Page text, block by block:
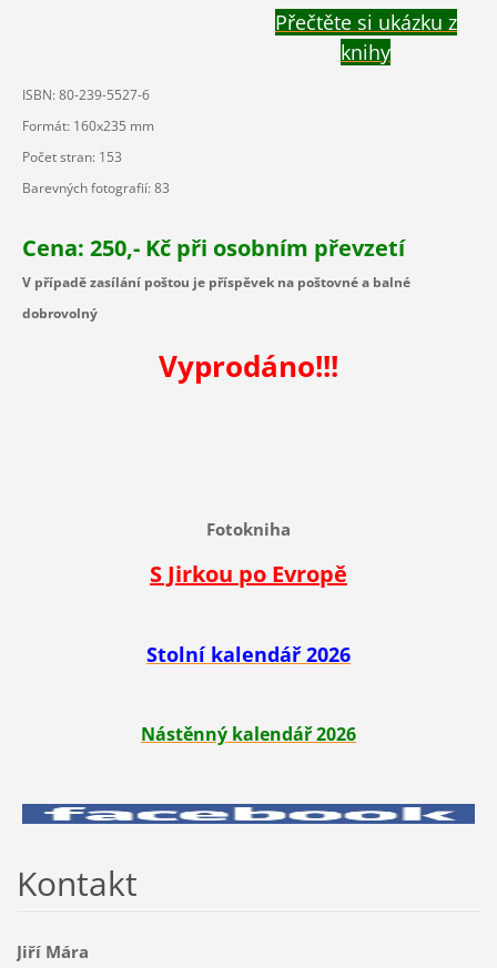
Přečtěte si ukázku z
knihy
ISBN: 80-239-5527-6
Formát: 160x235 mm
Počet stran: 153
Barevných fotografií: 83
Cena: 250,- Kč při osobním převzetí
V případě zasílání poštou je příspěvek na poštovné a balné
dobrovolný
Vyprodáno!!!
Fotokniha
S Jirkou po Evropě
Stolní kalendář 2026
Nástěnný kalendář 2026
Kontakt
Jiří Mára